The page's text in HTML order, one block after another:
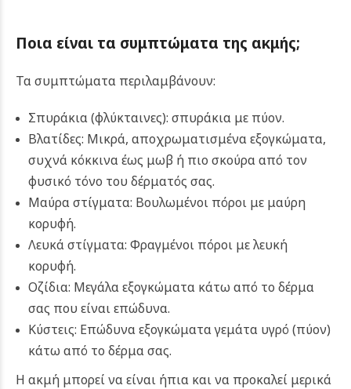
Ποια είναι τα συμπτώματα της ακμής;
Τα συμπτώματα περιλαμβάνουν:
Σπυράκια (φλύκταινες): σπυράκια με πύον.
Βλατίδες: Μικρά, αποχρωματισμένα εξογκώματα,
συχνά κόκκινα έως μωβ ή πιο σκούρα από τον
φυσικό τόνο του δέρματός σας.
Μαύρα στίγματα: Βουλωμένοι πόροι με μαύρη
κορυφή.
Λευκά στίγματα: Φραγμένοι πόροι με λευκή
κορυφή.
Οζίδια: Μεγάλα εξογκώματα κάτω από το δέρμα
σας που είναι επώδυνα.
Κύστεις: Επώδυνα εξογκώματα γεμάτα υγρό (πύον)
κάτω από το δέρμα σας.
Η ακμή μπορεί να είναι ήπια και να προκαλεί μερικά